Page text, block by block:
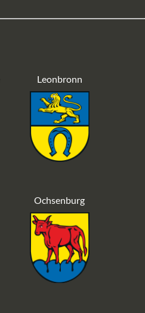
Leonbronn
Ochsenburg